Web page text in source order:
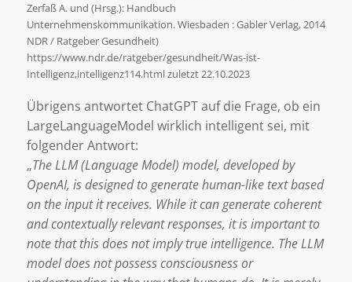
Zerfaß A. und (Hrsg.): Handbuch
Unternehmenskommunikation. Wiesbaden : Gabler Verlag, 2014
NDR / Ratgeber Gesundheit)
https://www.ndr.de/ratgeber/gesundheit/Was-ist-
Intelligenz,intelligenz114.html zuletzt 22.10.2023
Übrigens antwortet ChatGPT auf die Frage, ob ein
LargeLanguageModel wirklich intelligent sei, mit
folgender Antwort:
„The LLM (Language Model) model, developed by
OpenAI, is designed to generate human-like text based
on the input it receives. While it can generate coherent
and contextually relevant responses, it is important to
note that this does not imply true intelligence. The LLM
model does not possess consciousness or